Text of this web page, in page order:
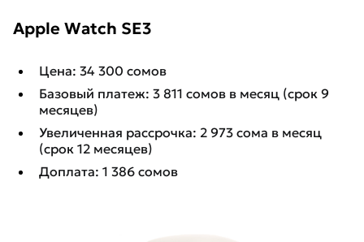
Apple Watch SE3
Цена: 34 300 сомов
Базовый платеж: 3 811 сомов в месяц (срок 9
месяцев)
Увеличенная рассрочка: 2 973 сома в месяц
(срок 12 месяцев)
Доплата: 1 386 сомов